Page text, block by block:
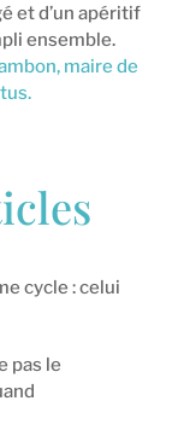
et d’un apéritif
ensemble.
maire de
cycle : celui
pas le